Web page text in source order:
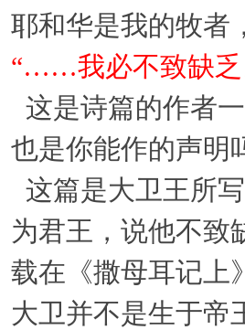
耶和华是我的牧者
“……我必不致缺乏
这是诗篇的作者
也是你能作的声明
这篇是大卫王所
为君王，说他不致
载在《撒母耳记上
大卫并不是生于帝